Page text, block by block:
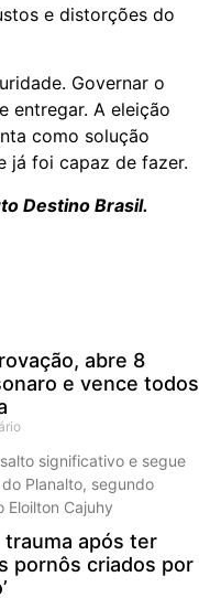
e distorções do
Governar o
entregar. A eleição
como solução
já foi capaz de fazer.
Destino Brasil.
abre 8
e vence todos
significativo e segue
Planalto, segundo
Eloilton Cajuhy
trauma após ter
pornôs criados por